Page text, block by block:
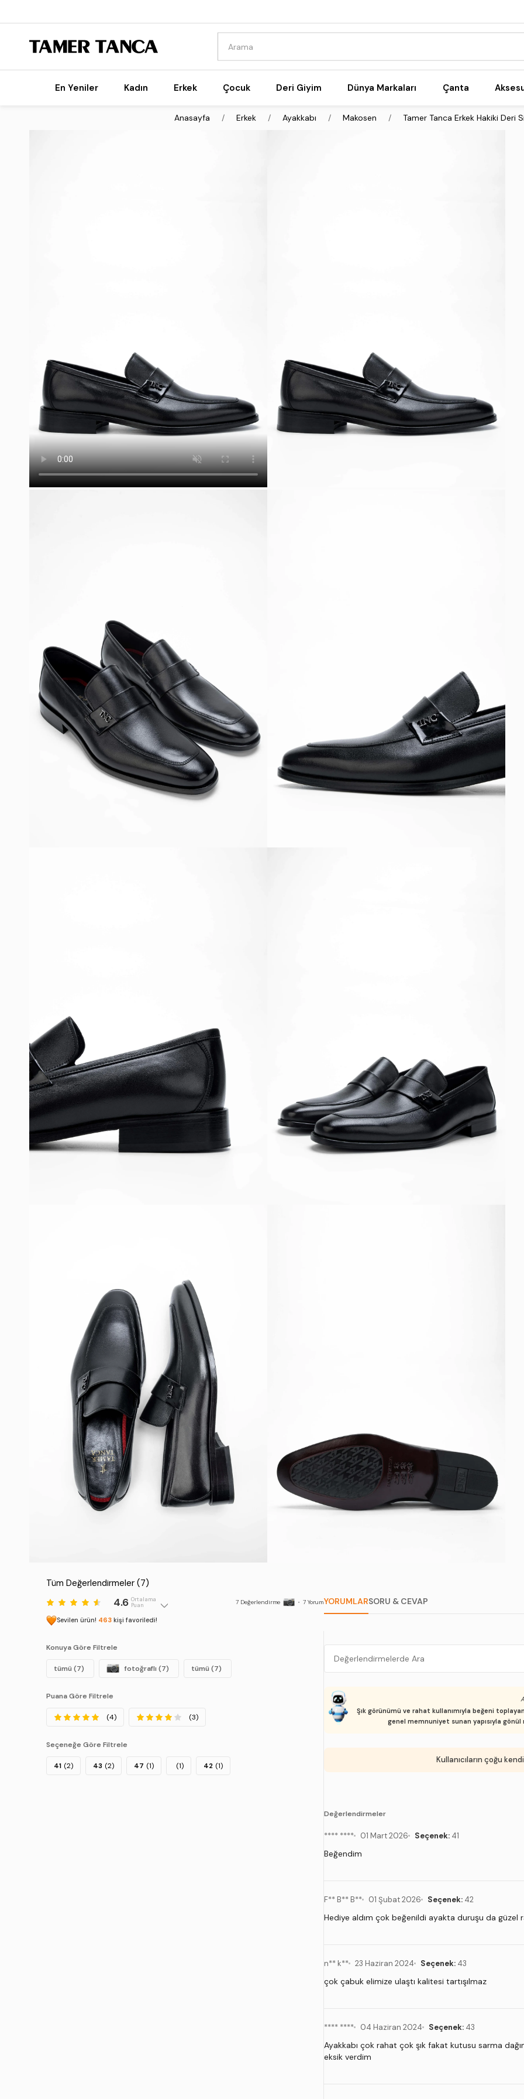
En Yeniler Kadın Erkek Çocuk Deri Giyim Dünya Markaları Çanta
Anasayfa Erkek Ayakkabı Makosen Tamer Tanca Erkek Hakiki Deri
Tüm Değerlendirmeler (7)
4.6 Ortalama
Puan
7Değerlendirme • 7Yorum
Sevilen ürün! 463kişi favoriledi!
Konuya Göre Filtrele
tümü (7) fotoğraflı (7) tümü (7)
Puana Göre Filtrele
(4) (3)
Seçeneğe Göre Filtrele
41 (2) 43 (2) 47 (1) (1) 42 (1)
YORUMLARSORU & CEVAP
Şık görünümü ve rahat kullanımıyla beğeni
genel memnuniyet sunan yapısıyla
Kullanıcıların çoğu
Değerlendirmeler
**** **** 01 Mart 2026 Seçenek:41
Beğendim
F** B** B** 01 Şubat 2026 Seçenek:42
Hediye aldım çok beğenildi ayakta duruşu da güzel
n** k** 23 Haziran 2024 Seçenek:43
çok çabuk elimize ulaştı kalitesi tartışılmaz
**** **** 04 Haziran 2024 Seçenek:43
Ayakkabı çok rahat çok şık fakat kutusu sarma
eksik verdim